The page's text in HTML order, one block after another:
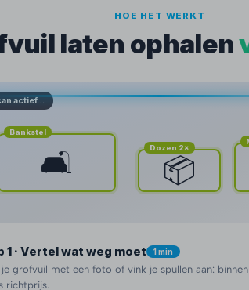
HOE HET WERKT
laten ophalen
actief…
Bankstel
🛋️ Dozen 2×
📦
1 · Vertel wat weg moet 1 min
je grofvuil met een foto of vink je spullen aan:
richtprijs.